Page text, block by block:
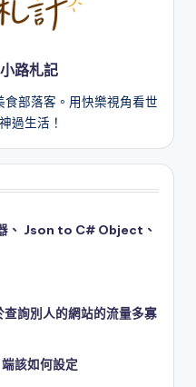
路札記
部落客。用快樂視角看世
過生活！
、 Json to C# Object、
詢別人的網站的流量多寡
該如何設定